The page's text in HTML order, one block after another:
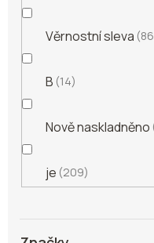
Věrnostní sleva 86
B 14
Nově naskladněno
je 209